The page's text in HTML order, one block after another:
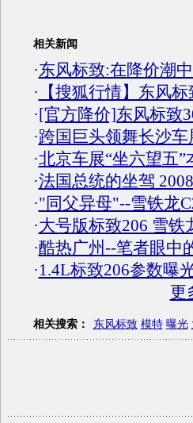
相关新闻
·东风标致:在降价潮
· 【搜狐行情】东风
·[官方降价]东风标致
·跨国巨头领舞长沙
·北京车展“坐六望五
·法国总统的坐驾
·"同父异母"--雪铁龙
·大号版标致206 雪铁
·酷热广州--笔者眼中
·1.4L标致206参数曝
更
相关搜索： 东风标致 模特 曝光